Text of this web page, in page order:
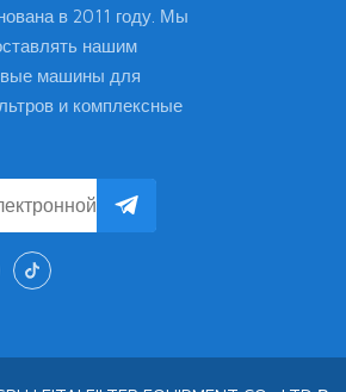
в 2011 году. Мы
нашим
машины для
и комплексные